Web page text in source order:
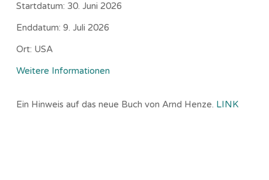
Startdatum: 30. Juni 2026
Enddatum: 9. Juli 2026
Ort: USA
Weitere Informationen
Ein Hinweis auf das neue Buch von Arnd Henze. LINK